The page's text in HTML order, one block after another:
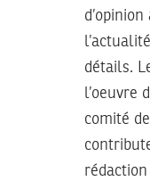
détails.
l’oeuvre
comité